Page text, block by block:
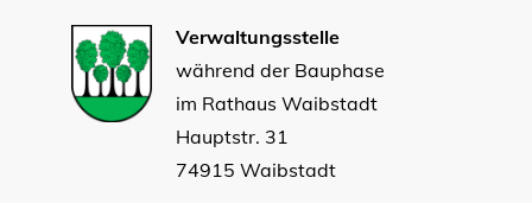
Verwaltungsstelle
während der Bauphase
im Rathaus Waibstadt
Hauptstr. 31
74915 Waibstadt